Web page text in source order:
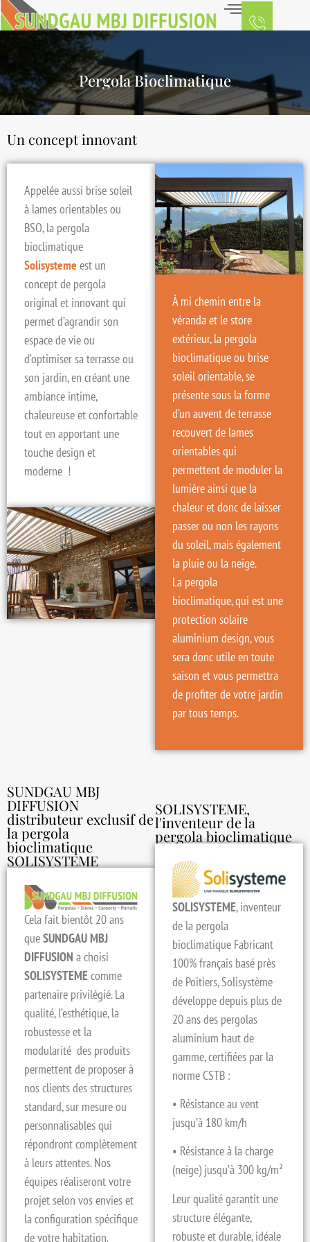
Pergola Bioclimatique
Un concept innovant
Appelée aussi brise soleil
à lames orientables ou
BSO, la pergola
bioclimatique
Solisysteme est un
concept de pergola
original et innovant qui
permet d’agrandir son
espace de vie ou
d’optimiser sa terrasse ou
son jardin, en créant une
ambiance intime,
chaleureuse et confortable
tout en apportant une
touche design et
moderne !
À mi chemin entre la
véranda et le store
extérieur, la pergola
bioclimatiqueou brise
soleil orientable, se
présente sous la forme
d’un auvent de terrasse
recouvert de lames
orientablesqui
permettent de moduler la
lumière ainsi que la
chaleur et donc de laisser
passer ou non les rayons
du soleil, mais également
la pluie ou la neige.
La pergola
bioclimatique,qui est une
protection solaire
aluminium design,vous
sera donc utile en toute
saison et vous permettra
de profiter de votre jardin
par tous temps.
SUNDGAU MBJ
DIFFUSION
distributeur exclusif de
la pergola
bioclimatique
SOLISYSTEME
Cela fait bientôt 20 ans
queSUNDGAU MBJ
DIFFUSION a choisi
SOLISYSTEMEcomme
partenaire privilégié. La
qualité, l’esthétique, la
robustesse et la
modularité des produits
permettent de proposer à
nos clients des structures
standard, sur mesure ou
personnalisables qui
répondront complètement
à leurs attentes. Nos
équipes réaliseront votre
projet selon vos envies et
la configuration spécifique
de votre habitation.
SOLISYSTEME,
l'inventeur de la
pergola bioclimatique
SOLISYSTEME, inventeur
de la pergola
bioclimatique Fabricant
100% français basé près
de Poitiers, Solisystème
développe depuis plus de
20 ans des pergolas
aluminium haut de
gamme, certifiées par la
norme CSTB :
• Résistance au vent
jusqu’à 180 km/h
• Résistance à la charge
(neige) jusqu’à 300 kg/m²
Leur qualité garantit une
structure élégante,
robuste et durable, idéale